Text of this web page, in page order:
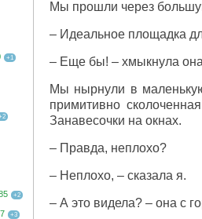
+1
+2
+3
Мы прошли через
– Идеальное площадка
– Еще бы! – хмыкнула она
Мы нырнули в
примитивно
Занавесочки на окнах.
– Правда, неплохо?
– Неплохо, – сказала я.
– А это видела? – она с